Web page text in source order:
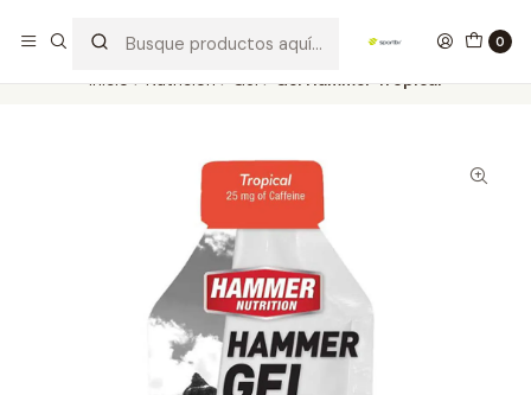
0
Inicio Nutrición Gel Gel Hammer Tropical